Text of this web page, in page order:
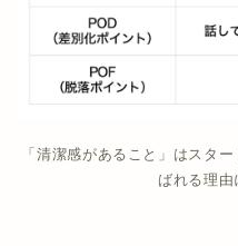
「清潔感があること」はスタ
ばれる理由